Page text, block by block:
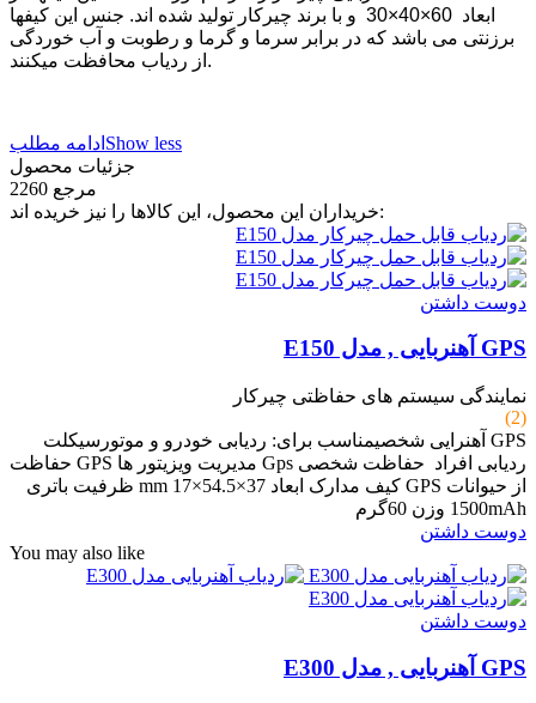
ابعاد 60×40×30 و با برند چیرکار تولید شده اند. جنس این کیفها
برزنتی می باشد که در برابر سرما و گرما و رطوبت و آب خوردگی
از ردیاب محافظت میکنند.
ادامه مطلب Show less
جزئیات محصول
مرجع 2260
خریداران این محصول، این کالاها را نیز خریده اند:
دوست داشتن
GPS آهنربایی , مدل E150
نمایندگی سیستم های حفاظتی چیرکار
(2)
GPS آهنرایی شخصیمناسب برای: ردیابی خودرو و موتورسیکلت
ردیابی افراد حفاظت شخصی Gps مدیریت ویزیتور ها GPS حفاظت
از حیوانات GPS کیف مدارک ابعاد mm 17×54.5×37 ظرفیت باتری
1500mAh وزن 60گرم
دوست داشتن
You may also like
دوست داشتن
GPS آهنربایی , مدل E300